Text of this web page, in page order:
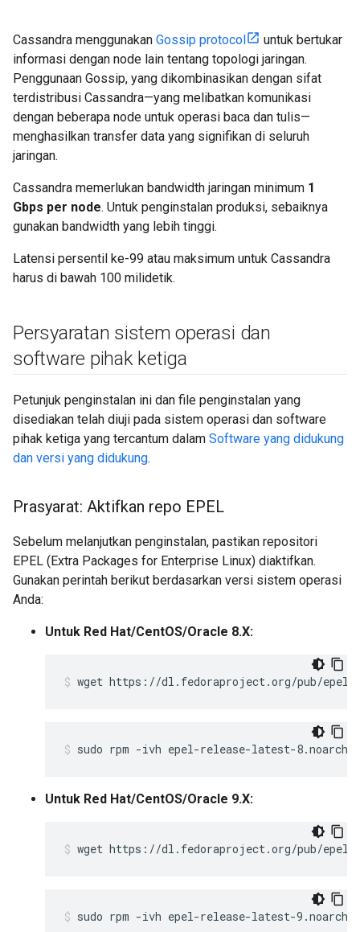
Cassandra menggunakan Gossip protocol
untuk bertukar
informasi dengan node lain tentang topologi jaringan.
Penggunaan Gossip, yang dikombinasikan dengan sifat
terdistribusi Cassandra—yang melibatkan komunikasi
dengan beberapa node untuk operasi baca dan tulis—
menghasilkan transfer data yang signifikan di seluruh
jaringan.
Cassandra memerlukan bandwidth jaringan minimum 1
Gbps per node. Untuk penginstalan produksi, sebaiknya
gunakan bandwidth yang lebih tinggi.
Latensi persentil ke-99 atau maksimum untuk Cassandra
harus di bawah 100 milidetik.
Persyaratan sistem operasi dan
software pihak ketiga
Petunjuk penginstalan ini dan file penginstalan yang
disediakan telah diuji pada sistem operasi dan software
pihak ketiga yang tercantum dalam Software yang didukung
dan versi yang didukung.
Prasyarat: Aktifkan repo EPEL
Sebelum melanjutkan penginstalan, pastikan repositori
EPEL (Extra Packages for Enterprise Linux) diaktifkan.
Gunakan perintah berikut berdasarkan versi sistem operasi
Anda:
Untuk Red Hat/CentOS/Oracle 8.X:
wget https://dl.fedoraproject.org/pub/epel/
sudo rpm -ivh epel-release-latest-
Untuk Red Hat/CentOS/Oracle 9.X:
wget https://dl.fedoraproject.org/pub/epel/
sudo rpm -ivh epel-release-latest-